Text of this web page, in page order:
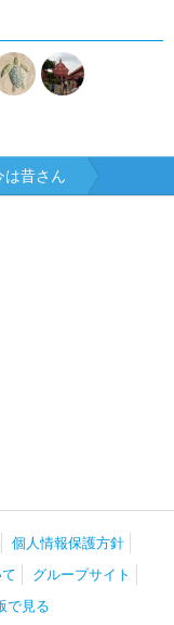
昔さん
個人情報保護方針
グループサイト
で見る